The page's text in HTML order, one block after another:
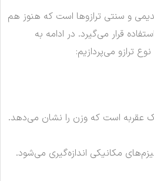
قدیمی و سنتی ترازوها است که هنوز هم
قرار می‌گیرد. در ادامه به
ترازو می‌پردازیم:
است که وزن را نشان می‌دهد.
مکانیکی اندازه‌گیری می‌شود.